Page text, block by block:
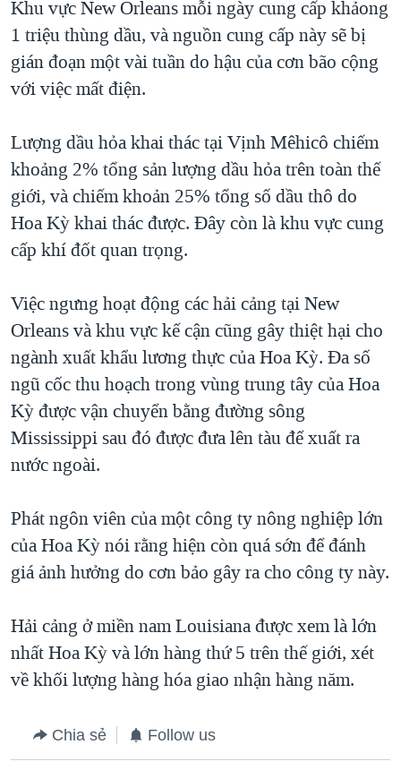
Khu vực New Orleans mỗi ngày cung cấp khảong
1 triệu thùng dầu, và nguồn cung cấp này sẽ bị
gián đoạn một vài tuần do hậu của cơn bão cộng
với việc mất điện.
Lượng dầu hỏa khai thác tại Vịnh Mêhicô chiếm
khoảng 2% tổng sản lượng dầu hỏa trên toàn thế
giới, và chiếm khoản 25% tổng số dầu thô do
Hoa Kỳ khai thác được. Đây còn là khu vực cung
cấp khí đốt quan trọng.
Việc ngưng hoạt động các hải cảng tại New
Orleans và khu vực kế cận cũng gây thiệt hại cho
ngành xuất khẩu lương thực của Hoa Kỳ. Đa số
ngũ cốc thu hoạch trong vùng trung tây của Hoa
Kỳ được vận chuyển bằng đường sông
Mississippi sau đó được đưa lên tàu để xuất ra
nước ngoài.
Phát ngôn viên của một công ty nông nghiệp lớn
của Hoa Kỳ nói rằng hiện còn quá sớn để đánh
giá ảnh hưởng do cơn bảo gây ra cho công ty này.
Hải cảng ở miền nam Louisiana được xem là lớn
nhất Hoa Kỳ và lớn hàng thứ 5 trên thế giới, xét
về khối lượng hàng hóa giao nhận hàng năm.
Chia sẻ Follow us